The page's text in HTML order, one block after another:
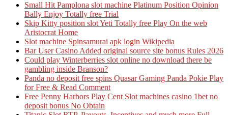
Small Hit Pamplona slot machine Platinum Position Opinion
Bally Enjoy Totally free Trial
Skip Kitty position slot Yeti Totally free Play On the web
Aristocrat Home
Slot machine Spinsamurai apk login Wikipedia
Bar User Casino Added original source site bonus Rules 2026
Could play Winterberries slot online no download there be
gambling inside Branson?
Panda no deposit free spins Quasar Gaming Panda Pokie Play
for Free & Read Comment
Free Penny Harbors Play Cent Slot machines casino 1bet no
deposit bonus No Obtain